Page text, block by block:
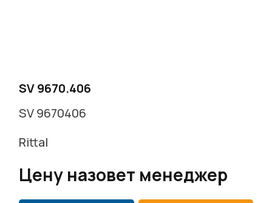
SV 9670.406
SV 9670406
Rittal
Цену назовет менеджер